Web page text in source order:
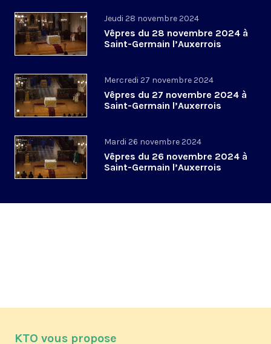
Jeudi 28 novembre 2024
Vêpres du 28 novembre 2024 à
Saint-Germain l’Auxerrois
Mercredi 27 novembre 2024
Vêpres du 27 novembre 2024 à
Saint-Germain l’Auxerrois
Mardi 26 novembre 2024
Vêpres du 26 novembre 2024 à
Saint-Germain l’Auxerrois
KTO vous propose